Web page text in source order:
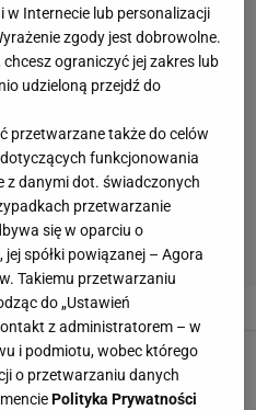
NAJNOWSZE
prawdziwego giganta. Ta
historii
w Internecie lub personalizacji
zgody jest dobrowolne.
ograniczyć jej zakres lub
udzieloną przejdź do
przetwarzane także do celów
funkcjonowania
z danymi dot. świadczonych
przetwarzanie
się w oparciu o
spółki powiązanej – Agora
Takiemu przetwarzaniu
do „Ustawień
z administratorem – w
i podmiotu, wobec którego
o przetwarzaniu danych
Polityka Prywatności